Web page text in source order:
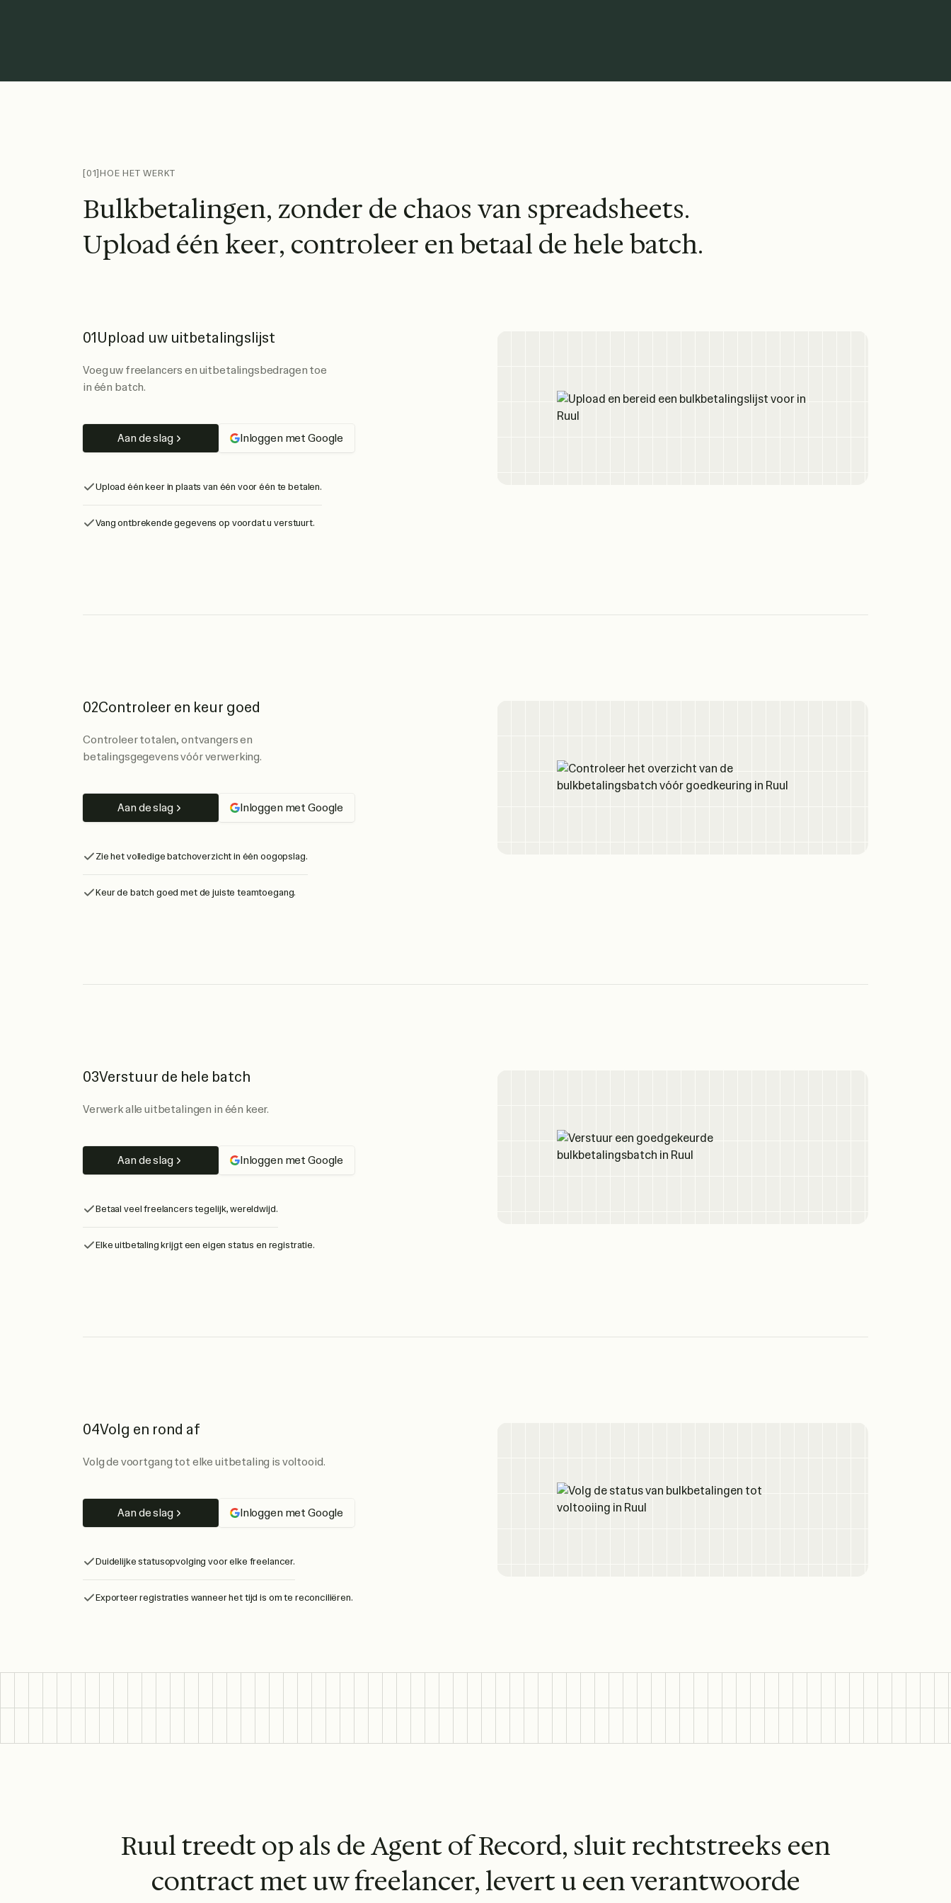
[01]HOE HET WERKT
Bulkbetalingen, zonder de chaos van spreadsheets.
Uploadéén keer, controleer enbetaal de helebatch.
01Upload uw uitbetalingslijst
Voeg uw freelancers en uitbetalingsbedragen toe
in één batch.
Aan de slag Inloggen met Google
Upload één keer in plaats van één voor één te betalen.
Vang ontbrekende gegevens op voordat u verstuurt.
02Controleer en keur goed
Controleer totalen, ontvangers en
betalingsgegevens vóór verwerking.
Aan de slag Inloggen met Google
Zie het volledige batchoverzicht in één oogopslag.
Keur de batch goed met de juiste teamtoegang.
03Verstuur de hele batch
Verwerk alle uitbetalingen in één keer.
Aan de slag Inloggen met Google
Betaal veel freelancers tegelijk, wereldwijd.
Elke uitbetaling krijgt een eigen status en registratie.
04Volg en rond af
Volg de voortgang tot elke uitbetaling is voltooid.
Aan de slag Inloggen met Google
Duidelijke statusopvolging voor elke freelancer.
Exporteer registraties wanneer het tijd is om te reconciliëren.
Ruul treedt op als de Agent of Record, sluit rechtstreeks een
contract met uw freelancer, levert u een verantwoorde